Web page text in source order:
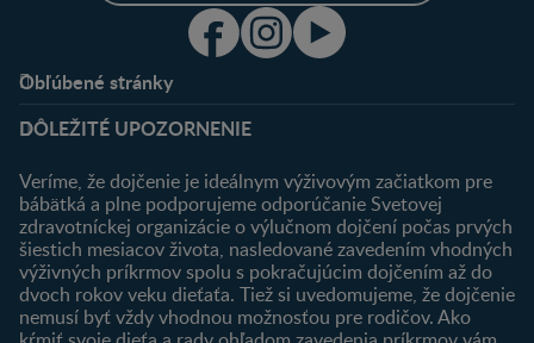
Obľúbené stránky
Výhody členstva
Môj účet
Registrácia
Newsletter
Prihlásenie
Produkty
DÔLEŽITÉ UPOZORNENIE
Veríme, že dojčenie je ideálnym výživovým začiatkom pre
bábätká a plne podporujeme odporúčanie Svetovej
zdravotníckej organizácie o výlučnom dojčení počas prvých
šiestich mesiacov života, nasledované zavedením vhodných
výživných príkrmov spolu s pokračujúcim dojčením až do
dvoch rokov veku dieťaťa. Tiež si uvedomujeme, že dojčenie
nemusí byť vždy vhodnou možnosťou pre rodičov. Ako